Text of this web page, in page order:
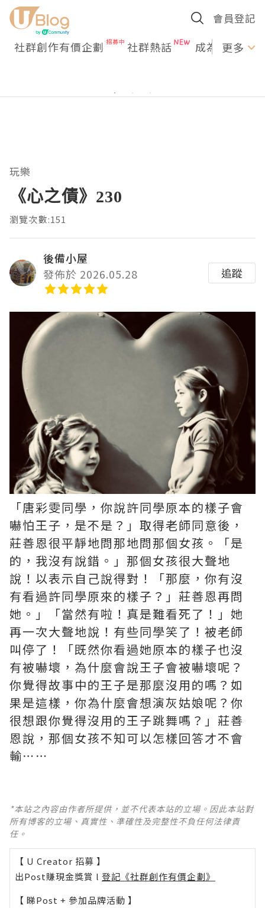
會員登記
社群創作有價企劃 社群熱話 成為U更多
玩樂
《心之債》230
瀏覽次數:151
後備小屋
發佈於 2026.05.28
追蹤
「唐彩雯同學，你說許同學原本的樣子會
嚇怕王子，是不是？」取得老師同意後，
莊善恩很平靜地問那地問那個女孩。「是
的，我沒有說錯。」那個女孩很大聲地
說！以表示自己說得對！「那麼，你有沒
有看過許同學原來的樣子？」莊善恩再問
她。」「當然有啦！真是難看死了！」她
再一次大聲地說！有些同學笑了！被老師
叫停了！「既然你看過她原本的樣子也沒
有被嚇壞，為什麼會說王子會被嚇壞呢？
你覺得故事中的王子是那麼沒用的嗎？如
果是這樣，你為什麼會想演灰姑娘呢？你
很想跟你覺得沒用的王子跳舞嗎？」莊善
恩說，那個女孩不知可以怎樣回答才不會
輸⋯⋯
*本站之內容由作者所提供，並不代表本站的立場。因此本站對
所有博客的立場、真實性、準確性及完整性不負任何法律責
任。
【 U Creator 招募 】
出Post賺現金獎賞 l 登記《社群創作有價企劃》
【 睇Post + 參加品牌活動 】